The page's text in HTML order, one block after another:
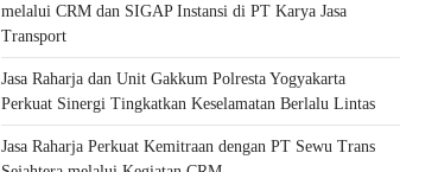
melalui CRM dan SIGAP Instansi di PT Karya Jasa
Transport
Jasa Raharja dan Unit Gakkum Polresta Yogyakarta
Perkuat Sinergi Tingkatkan Keselamatan Berlalu Lintas
Jasa Raharja Perkuat Kemitraan dengan PT Sewu Trans